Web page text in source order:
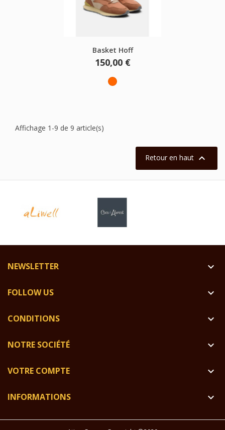
Basket Hoff
Prix
150,00 €
Orange
Affichage 1-9 de 9 article(s)
Retour en haut 
NEWSLETTER 
FOLLOW US 
CONDITIONS 
NOTRE SOCIÉTÉ 
VOTRE COMPTE 
INFORMATIONS 